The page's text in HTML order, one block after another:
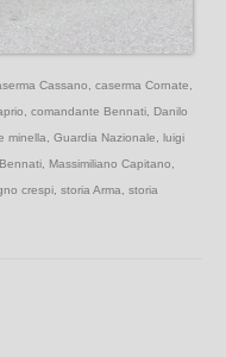
Cassano caserma Cornate
comandante Bennati
Danilo
minella Guardia Nazionale
luigi
Massimiliano Capitano
crespi storia Arma
storia